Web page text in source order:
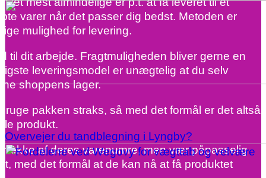
Overvejer du tandblegning i Lyngby?
varer når det passer dig bedst. Metoden er
mulighed for levering.
til dit arbejde. Fragtmuligheden bliver gerne en
leveringsmodel er unægtelig at du selv
shoppens lager.
pakken straks, så med det formål er det altså
produkt.
række af deres varenumre, men vær påpasselig
med det formål at de kan nå at få produktet